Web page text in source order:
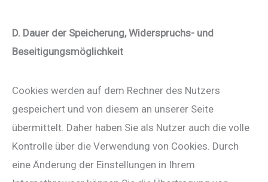
D. Dauer der Speicherung, Widerspruchs- und
Beseitigungsmöglichkeit
Cookies werden auf dem Rechner des Nutzers
gespeichert und von diesem an unserer Seite
übermittelt. Daher haben Sie als Nutzer auch die volle
Kontrolle über die Verwendung von Cookies. Durch
eine Änderung der Einstellungen in Ihrem